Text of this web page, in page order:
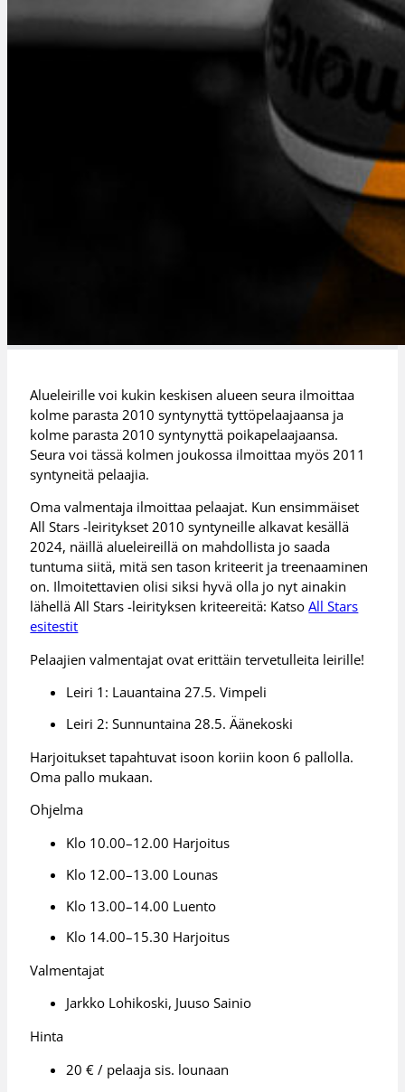
Alueleirille voi kukin keskisen alueen seura ilmoittaa
kolme parasta 2010 syntynyttä tyttöpelaajaansa ja
kolme parasta 2010 syntynyttä poikapelaajaansa.
Seura voi tässä kolmen joukossa ilmoittaa myös 2011
syntyneitä pelaajia.
Oma valmentaja ilmoittaa pelaajat. Kun ensimmäiset
All Stars -leiritykset 2010 syntyneille alkavat kesällä
2024, näillä alueleireillä on mahdollista jo saada
tuntuma siitä, mitä sen tason kriteerit ja treenaaminen
on. Ilmoitettavien olisi siksi hyvä olla jo nyt ainakin
lähellä All Stars -leirityksen kriteereitä: KatsoAll Stars
esitestit
Pelaajien valmentajat ovat erittäin tervetulleita leirille!
Leiri 1: Lauantaina 27.5. Vimpeli
Leiri 2: Sunnuntaina 28.5. Äänekoski
Harjoitukset tapahtuvat isoon koriin koon 6 pallolla.
Oma pallo mukaan.
Ohjelma
Klo 10.00–12.00 Harjoitus
Klo 12.00–13.00 Lounas
Klo 13.00–14.00 Luento
Klo 14.00–15.30 Harjoitus
Valmentajat
Jarkko Lohikoski, Juuso Sainio
Hinta
20 € / pelaaja sis. lounaan